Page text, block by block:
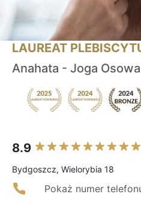
LAUREAT
Anahata - Joga Osowa
8.9
Bydgoszcz, Wielorybia 18
Pokaż numer